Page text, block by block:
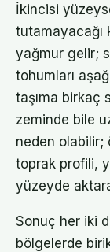
İkincisi
tutamayacağı
yağmur gelir;
tohumları
taşıma birkaç
zeminde bile
neden olabilir;
toprak profili,
yüzeyde
Sonuç her iki
bölgelerde